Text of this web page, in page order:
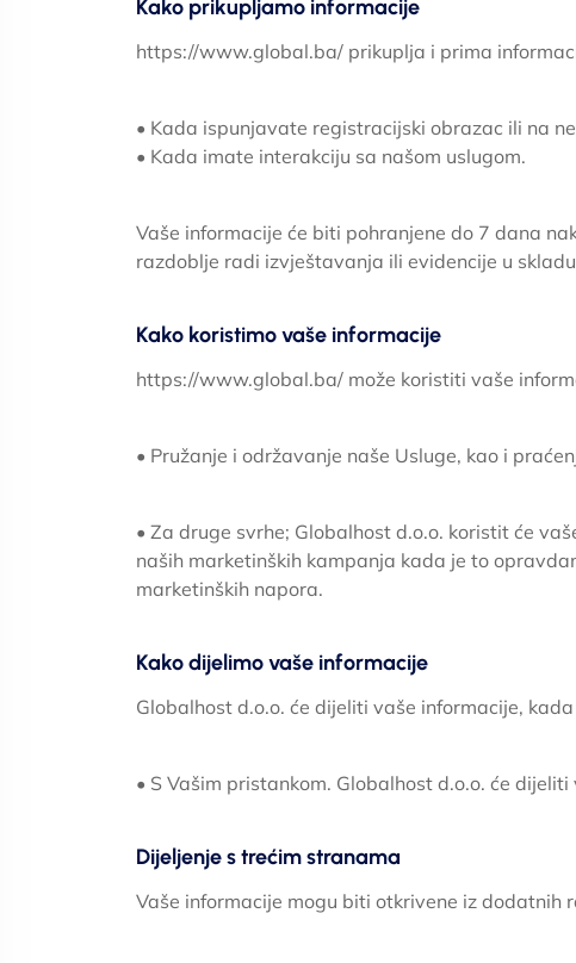
Kako prikupljamo informacije
https://www.global.ba/ prikuplja i prima
• Kada ispunjavate registracijski obrazac ili na
• Kada imate interakciju sa našom uslugom.
Vaše informacije će biti pohranjene do 7 dana
razdoblje radi izvještavanja ili evidencije u
Kako koristimo vaše informacije
https://www.global.ba/ može koristiti vaše
• Pružanje i održavanje naše Usluge, kao i
• Za druge svrhe; Globalhost d.o.o. koristit će
naših marketinških kampanja kada je to
marketinških napora.
Kako dijelimo vaše informacije
Globalhost d.o.o. će dijeliti vaše informacije,
• S Vašim pristankom. Globalhost d.o.o. će
Dijeljenje s trećim stranama
Vaše informacije mogu biti otkrivene iz dodatnih